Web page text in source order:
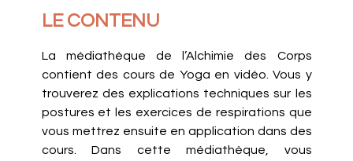
LE CONTENU
La médiathèque de l’Alchimie des Corps
contient des cours de Yoga en vidéo. Vous y
trouverez des explications techniques sur les
postures et les exercices de respirations que
vous mettrez ensuite en application dans des
cours. Dans cette médiathèque, vous